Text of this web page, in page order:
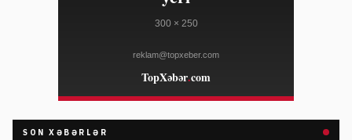
SON XƏBƏRLƏR